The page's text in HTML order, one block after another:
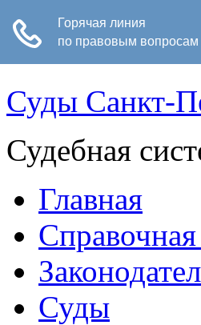
Суды Санкт-
Судебная
Главная
Суды